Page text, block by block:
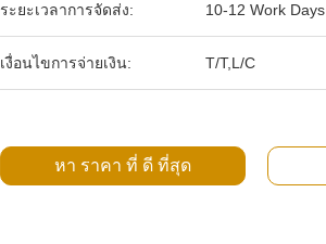
ระยะเวลาการจัดส่ง: 10-12 Work Days
เงื่อนไขการจ่ายเงิน: T/T,L/C
หา ราคา ที่ ดี ที่สุด